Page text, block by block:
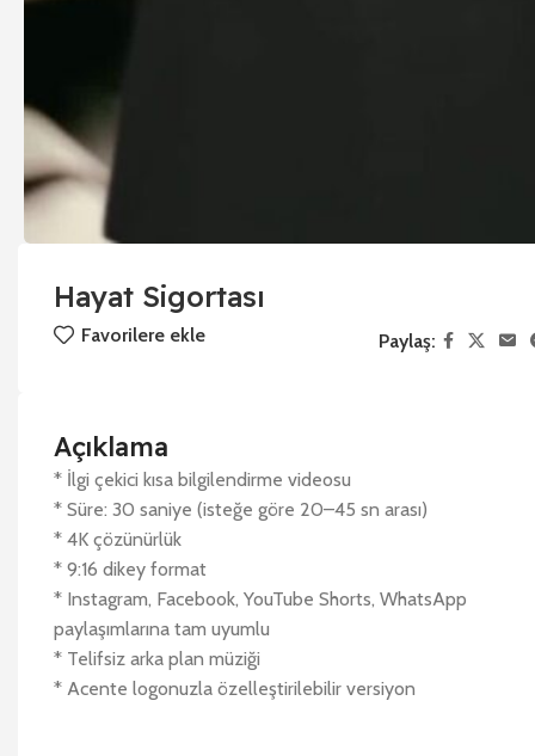
Hayat Sigortası
Favorilere ekle Paylaş:
Açıklama
* İlgi çekici kısa bilgilendirme videosu
* Süre: 30 saniye (isteğe göre 20–45 sn arası)
* 4K çözünürlük
* 9:16 dikey format
* Instagram, Facebook, YouTube Shorts, WhatsApp
paylaşımlarına tam uyumlu
* Telifsiz arka plan müziği
* Acente logonuzla özelleştirilebilir versiyon